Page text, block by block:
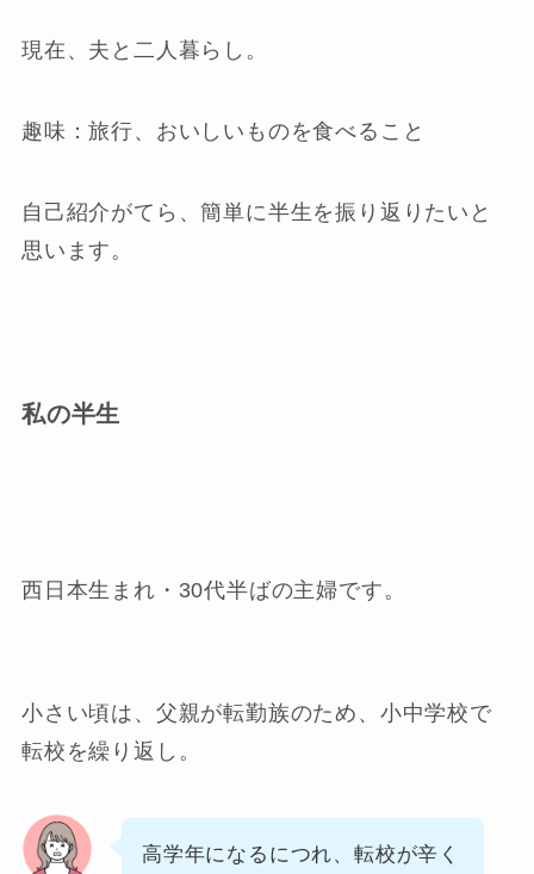
現在、夫と二人暮らし。
趣味：旅行、おいしいものを食べること
自己紹介がてら、簡単に半生を振り返りたいと
思います。
私の半生
西日本生まれ・30代半ばの主婦です。
小さい頃は、父親が転勤族のため、小中学校で
転校を繰り返し。
高学年になるにつれ、転校が辛く